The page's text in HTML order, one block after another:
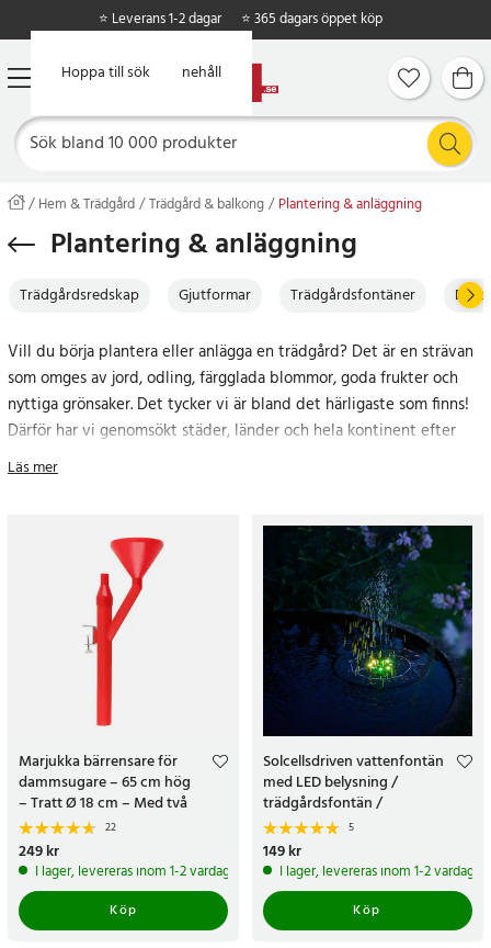
Hoppa till huvudinnehåll
Hoppa till sök
⭐ Leverans 1-2 dagar ⭐ 365 dagars öppet köp
Hem & Trädgård Trädgård & balkong Plantering & anläggning
Plantering & anläggning
Trädgårdsredskap Gjutformar Trädgårdsfontäner
Vill du börja plantera eller anlägga en trädgård? Det är en strävan
som omges av jord, odling, färgglada blommor, goda frukter och
nyttiga grönsaker. Det tycker vi är bland det härligaste som finns!
Därför har vi genomsökt städer, länder och hela kontinent efter
prylar som säkerställer ett sortiment du inte kan vara utan till
När du handlar på 24.se får du alltid prisgaranti 365 dagars öppet
köp och leverans inom 2-3 dagar eller 24 h med expressfrakt.
Beställ saker inom plantering och anläggning idag!
Läs mer
Marjukka bärrensare för
dammsugare – 65 cm hög
– Tratt Ø 18 cm – Med två
munstycken 22
Pris:249 kr
249 kr
I lager, levereras inom 1-2 vardagar
Köp
Solcellsdriven vattenfontän
med LED belysning /
trädgårdsfontän /
utomhusfontän / fontän /
solcellsfontän
5
Pris:149 kr
149 kr
I lager, levereras inom 1-2 vardagar
Köp